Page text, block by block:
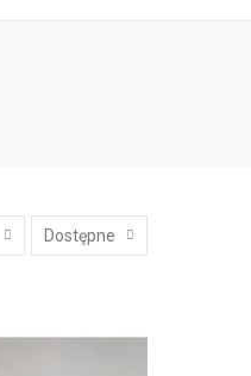
Dostępne